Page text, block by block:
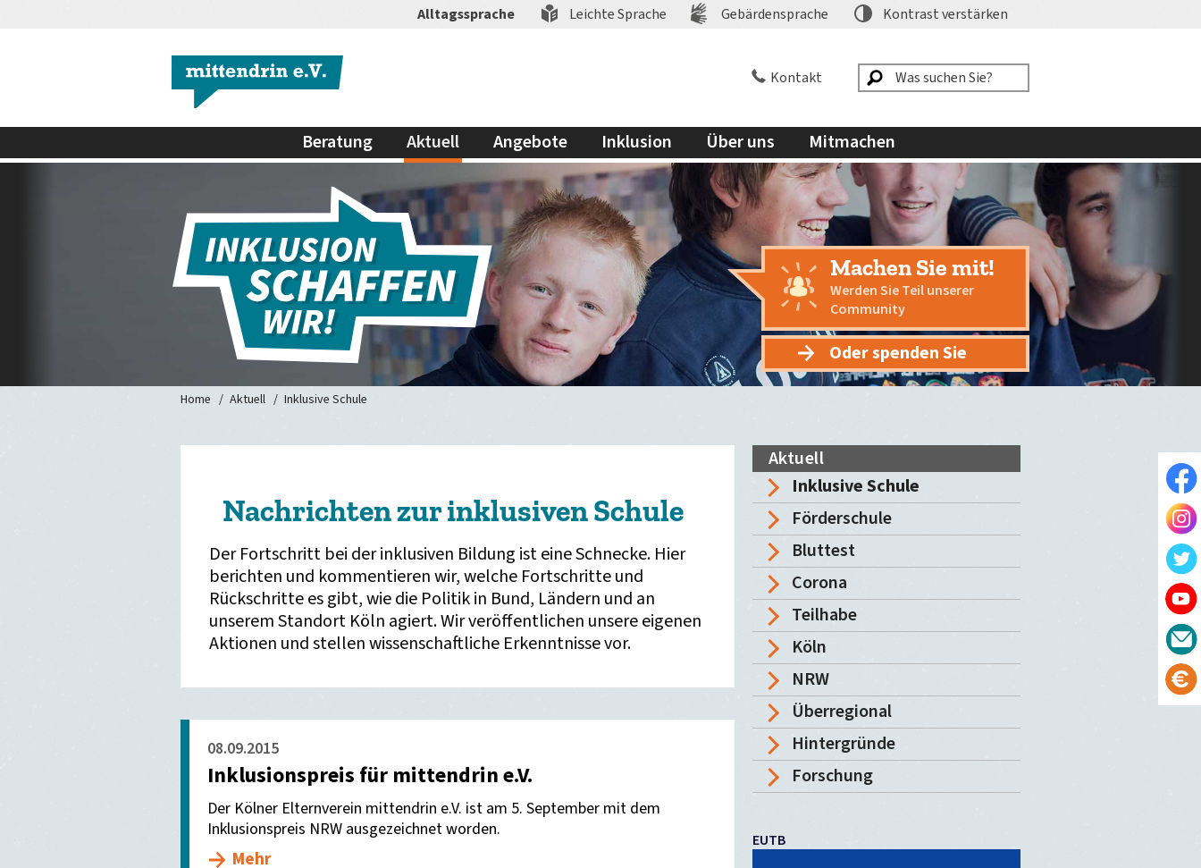
Alltagssprache Leichte Sprache Gebärdensprache Kontrastverstärken
Kontakt
Beratung Aktuell Angebote Inklusion Über uns Mitmachen
Machen Sie mit!
Werden Sie Teil unserer
Community
Oder spenden Sie
Home Aktuell Inklusive Schule
Nachrichten zur inklusiven Schule
Der Fortschritt bei der inklusiven Bildung ist eine Schnecke. Hier
berichten und kommentieren wir, welche Fortschritte und
Rückschritte es gibt, wie die Politik in Bund, Ländern und an
unserem Standort Köln agiert. Wir veröffentlichen unsere eigenen
Aktionen und stellen wissenschaftliche Erkenntnisse vor.
08.09.2015
Inklusionspreis für mittendrin e.V.
Der Kölner Elternverein mittendrin e.V. ist am 5. September mit dem
Inklusionspreis NRW ausgezeichnet worden.
Mehr
Aktuell
Inklusive Schule
Förderschule
Bluttest
Corona
Teilhabe
Köln
NRW
Überregional
Hintergründe
Forschung
EUTB